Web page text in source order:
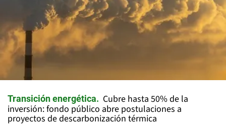
Transición energética
Cubre hasta 50% de la
inversión: fondo público abre postulaciones a
proyectos de descarbonización térmica